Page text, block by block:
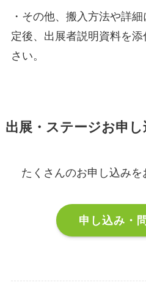
・その他、搬入方法や詳
定後、出展者説明資料を
さい。
出展・ステージお申
たくさんのお申し込みを
申し込み・